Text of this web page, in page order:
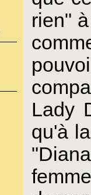
rien"
Lady
qu'à